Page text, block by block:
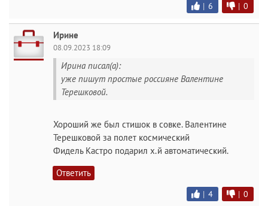
| 6 | 0
Ирине
08.09.2023 18:09
Ирина писал(а):
уже пишут простые россияне Валентине
Терешковой.
Хороший же был стишок в совке. Валентине
Терешковой за полет космический
Фидель Кастро подарил х.й автоматический.
Ответить
| 4 | 0